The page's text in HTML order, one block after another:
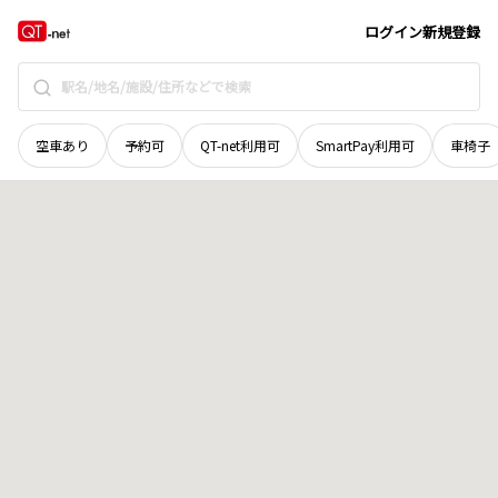
ログイン新規登録
空車あり 予約可 QT-net利用可 SmartPay利用可 車椅子
徳島県